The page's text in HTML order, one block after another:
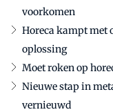
voorkomen
Horeca kampt met
oplossing
Moet roken op
Nieuwe stap in
vernieuwd